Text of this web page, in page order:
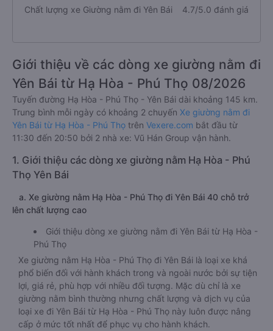
Chất lượng xe Giường nằm đi Yên Bái 4.7/5.0 đánh giá
Giới thiệu về các dòng xe giường nằm đi
Yên Bái từ Hạ Hòa - Phú Thọ 08/2026
Tuyến đường Hạ Hòa - Phú Thọ - Yên Bái dài khoảng 145 km.
Trung bình mỗi ngày có khoảng 2 chuyến Xe giường nằm đi
Yên Bái từ Hạ Hòa - Phú Thọ trên Vexere.com bắt đầu từ
11:30 đến 20:50 bởi 2 nhà xe: Vũ Hán Group vận hành.
1. Giới thiệu các dòng xe giường nằm Hạ Hòa - Phú
Thọ Yên Bái
a. Xe giường nằm Hạ Hòa - Phú Thọ đi Yên Bái 40 chỗ trở
lên chất lượng cao
Giới thiệu dòng xe giường nằm đi Yên Bái từ Hạ Hòa -
Phú Thọ
Xe giường nằm Hạ Hòa - Phú Thọ đi Yên Bái là loại xe khá
phổ biến đối với hành khách trong và ngoài nước bởi sự tiện
lợi, giá rẻ, phù hợp với nhiều đối tượng. Mặc dù chỉ là xe
giường nằm bình thường nhưng chất lượng và dịch vụ của
loại xe đi Yên Bái từ Hạ Hòa - Phú Thọ này luôn được nâng
cấp ở mức tốt nhất để phục vụ cho hành khách.